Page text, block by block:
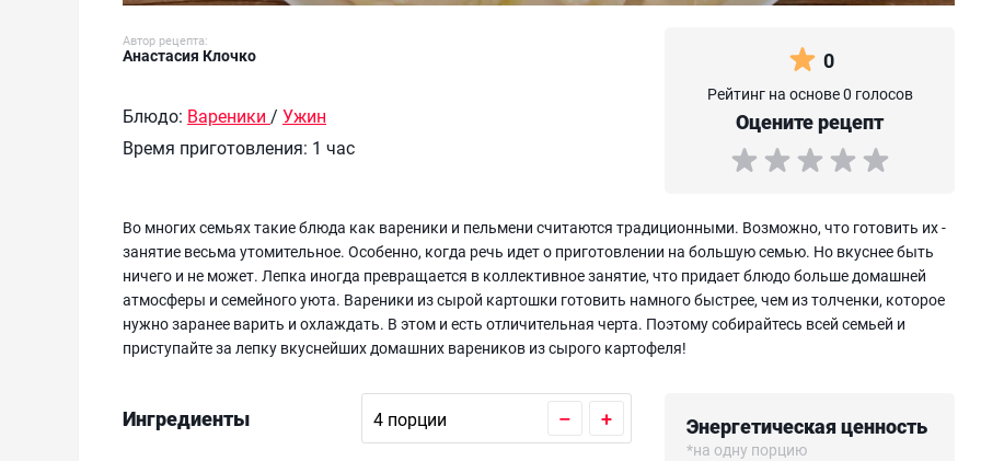
Автор рецепта:
Анастасия Клочко
Блюдо: Вареники / Ужин
Время приготовления: 1 час
0
Рейтинг на основе 0 голосов
Оцените рецепт
Во многих семьях такие блюда как вареники и пельмени считаются традиционными. Возможно, что готовить их -
занятие весьма утомительное. Особенно, когда речь идет о приготовлении на большую семью. Но вкуснее быть
ничего и не может. Лепка иногда превращается в коллективное занятие, что придает блюдо больше домашней
атмосферы и семейного уюта. Вареники из сырой картошки готовить намного быстрее, чем из толченки, которое
нужно заранее варить и охлаждать. В этом и есть отличительная черта. Поэтому собирайтесь всей семьей и
приступайте за лепку вкуснейших домашних вареников из сырого картофеля!
Ингредиенты – + Энергетическая ценность
*на одну порцию